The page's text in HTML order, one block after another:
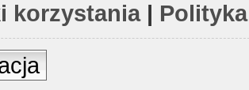
korzystania|